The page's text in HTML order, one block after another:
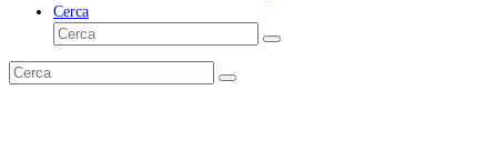
Cerca
Cerca
Invia
Cerca
Invia